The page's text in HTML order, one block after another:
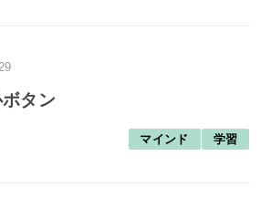
タン
マインド 学習